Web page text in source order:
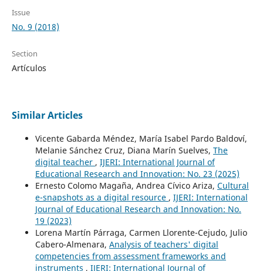
Issue
No. 9 (2018)
Section
Artículos
Similar Articles
Vicente Gabarda Méndez, María Isabel Pardo Baldoví,
Melanie Sánchez Cruz, Diana Marín Suelves, The
digital teacher , IJERI: International Journal of
Educational Research and Innovation: No. 23 (2025)
Ernesto Colomo Magaña, Andrea Cívico Ariza, Cultural
e-snapshots as a digital resource , IJERI: International
Journal of Educational Research and Innovation: No.
19 (2023)
Lorena Martín Párraga, Carmen Llorente-Cejudo, Julio
Cabero-Almenara, Analysis of teachers' digital
competencies from assessment frameworks and
instruments , IJERI: International Journal of